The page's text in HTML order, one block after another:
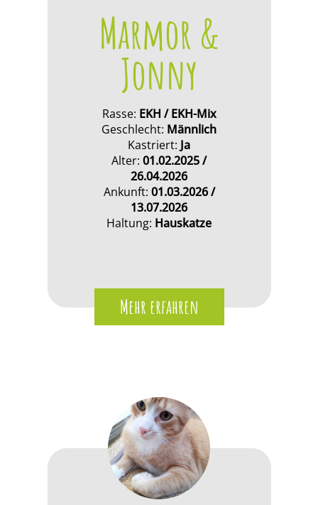
Marmor &
Jonny
Rasse: EKH / EKH-Mix
Geschlecht: Männlich
Kastriert: Ja
Alter: 01.02.2025 /
26.04.2026
Ankunft: 01.03.2026 /
13.07.2026
Haltung: Hauskatze
Mehr erfahren